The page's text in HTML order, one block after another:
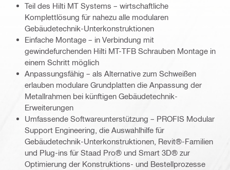
Teil des Hilti MT Systems – wirtschaftliche
Komplettlösung für nahezu alle modularen
Gebäudetechnik-Unterkonstruktionen
Einfache Montage – in Verbindung mit
gewindefurchenden Hilti MT-TFB Schrauben Montage in
einem Schritt möglich
Anpassungsfähig – als Alternative zum Schweißen
erlauben modulare Grundplatten die Anpassung der
Metallrahmen bei künftigen Gebäudetechnik-
Erweiterungen
Umfassende Softwareunterstützung – PROFIS Modular
Support Engineering, die Auswahlhilfe für
Gebäudetechnik-Unterkonstruktionen, Revit®-Familien
und Plug-ins für Staad Pro® und Smart 3D® zur
Optimierung der Konstruktions- und Bestellprozesse